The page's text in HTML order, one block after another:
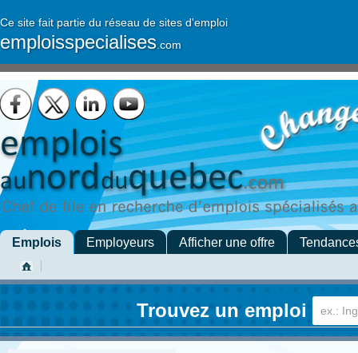
Ce site fait partie du réseau de sites d'emploi
emploisspecialises .com
Emplois Employeurs Afficher une offre
Trouvez un emploi